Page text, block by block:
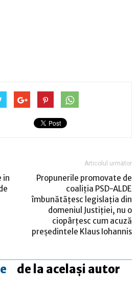
in
Articolul următor
Propunerile promovate de
coaliţia PSD-ALDE
îmbunătăţesc legislaţia din
domeniul Justiţiei, nu o
ciopârţesc cum acuză
preşedintele Klaus Iohannis
de la același autor